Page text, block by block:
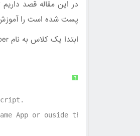
پست شده است را
ابتدا یک کلاس به نام FormHelper ایجاد کنید و کد های زیر را به آن اضافه کنید
?
or ouside the App.</param>